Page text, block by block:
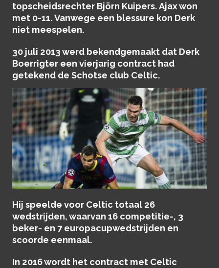
topscheidsrechter Björn Kuipers. Ajax won
met 0-11. Vanwege een blessure kon Derk
niet meespelen.
30 juli 2013 werd bekendgemaakt dat Derk
Boerrigter een vierjarig contract had
getekend de Schotse club Celtic.
Hij speelde voor Celtic totaal 26
wedstrijden, waarvan 16 competitie-, 3
beker- en 7 europacupwedstrijden en
scoorde eenmaal.
In 2016 wordt het contract met Celtic